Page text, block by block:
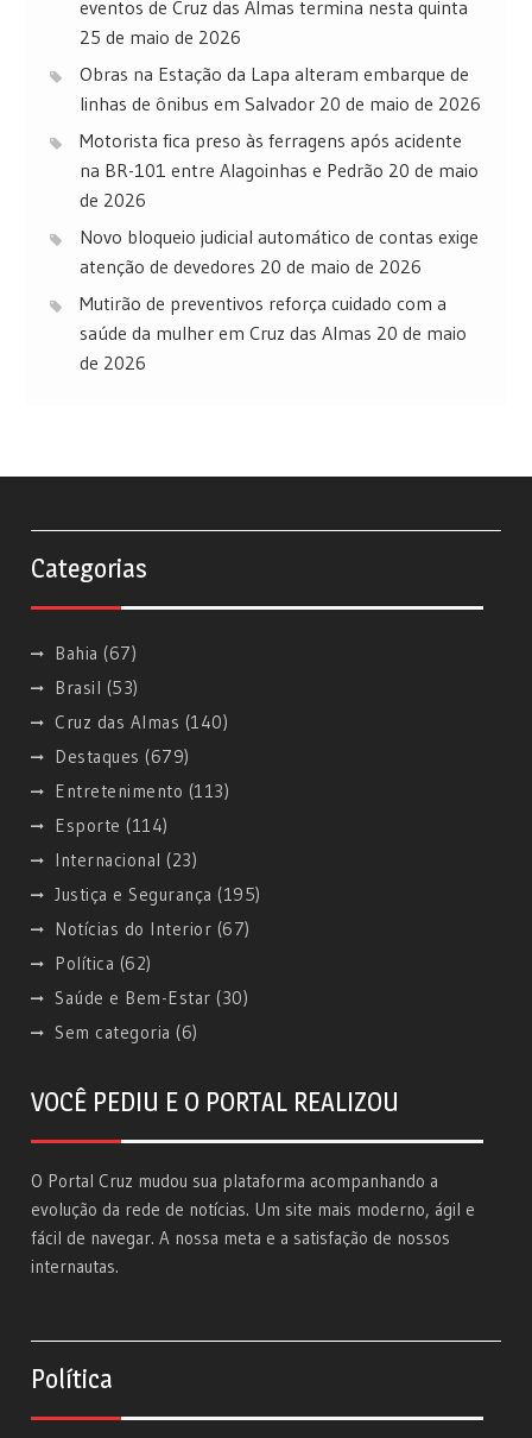
eventos de Cruz das Almas termina nesta quinta
25 de maio de 2026
Obras na Estação da Lapa alteram embarque de
linhas de ônibus em Salvador 20 de maio de 2026
Motorista fica preso às ferragens após acidente
na BR-101 entre Alagoinhas e Pedrão 20 de maio
de 2026
Novo bloqueio judicial automático de contas exige
atenção de devedores 20 de maio de 2026
Mutirão de preventivos reforça cuidado com a
saúde da mulher em Cruz das Almas 20 de maio
de 2026
Categorias
Bahia (67)
Brasil (53)
Cruz das Almas (140)
Destaques (679)
Entretenimento (113)
Esporte (114)
Internacional (23)
Justiça e Segurança (195)
Notícias do Interior (67)
Política (62)
Saúde e Bem-Estar (30)
Sem categoria (6)
VOCÊ PEDIU E O PORTAL REALIZOU
O Portal Cruz mudou sua plataforma acompanhando a
evolução da rede de notícias. Um site mais moderno, ágil e
fácil de navegar. A nossa meta e a satisfação de nossos
internautas.
Política